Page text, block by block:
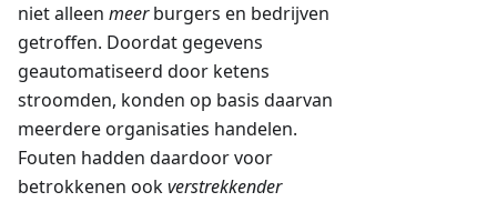
niet alleen meerburgers en bedrijven
getroffen. Doordat gegevens
geautomatiseerd door ketens
stroomden, konden op basis daarvan
meerdere organisaties handelen.
Fouten hadden daardoor voor
betrokkenen ookverstrekkender